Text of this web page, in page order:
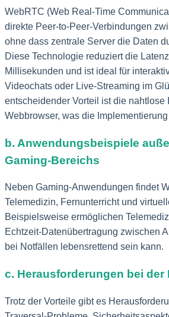
WebRTC (Web Real-Time
direkte Peer-to-Peer-Verbindungen
ohne dass zentrale Server die Daten
Diese Technologie reduziert die
Millisekunden und ist ideal für
Videochats oder Live-Streaming im
entscheidender Vorteil ist die nahtlose
Webbrowser, was die
b. Anwendungsbeispiele
Gaming-Bereichs
Neben Gaming-Anwendungen findet
Telemedizin, Fernunterricht und
Beispielsweise ermöglichen
Echtzeit-Datenübertragung zwischen
bei Notfällen lebensrettend sein kann.
c. Herausforderungen bei der
Trotz der Vorteile gibt es